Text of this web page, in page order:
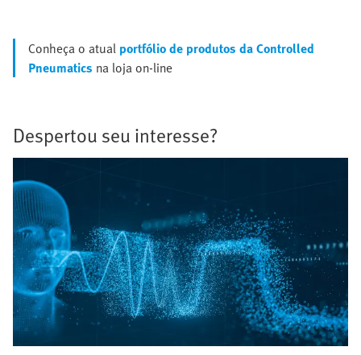
Conheça o atual portfólio de produtos da Controlled
Pneumatics na loja on-line
Despertou seu interesse?